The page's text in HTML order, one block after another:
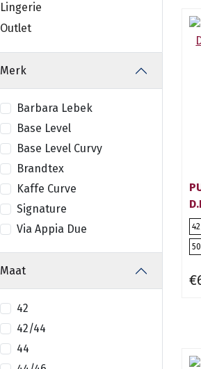
Lingerie
Outlet
Merk
Barbara Lebek
Base Level
Base Level Curvy
Brandtex
Kaffe Curve
Signature
Via Appia Due
Maat
42
42/44
44